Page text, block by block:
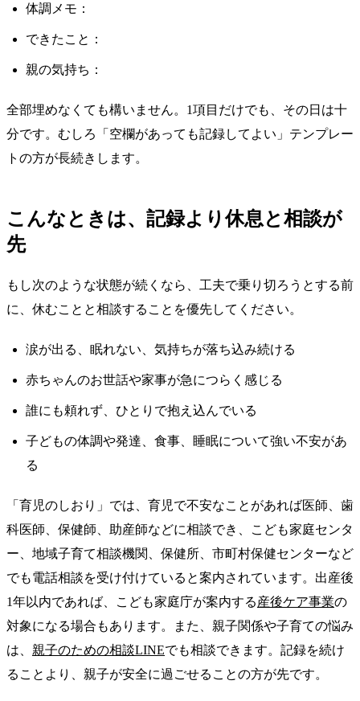
体調メモ：
できたこと：
親の気持ち：
全部埋めなくても構いません。1項目だけでも、その日は十
分です。むしろ「空欄があっても記録してよい」テンプレー
トの方が長続きします。
こんなときは、記録より休息と相談が
先
もし次のような状態が続くなら、工夫で乗り切ろうとする前
に、休むことと相談することを優先してください。
涙が出る、眠れない、気持ちが落ち込み続ける
赤ちゃんのお世話や家事が急につらく感じる
誰にも頼れず、ひとりで抱え込んでいる
子どもの体調や発達、食事、睡眠について強い不安があ
る
「育児のしおり」では、育児で不安なことがあれば医師、歯
科医師、保健師、助産師などに相談でき、こども家庭センタ
ー、地域子育て相談機関、保健所、市町村保健センターなど
でも電話相談を受け付けていると案内されています。出産後
1年以内であれば、こども家庭庁が案内する産後ケア事業の
対象になる場合もあります。また、親子関係や子育ての悩み
は、 親子のための相談LINEでも相談できます。記録を続け
ることより、親子が安全に過ごせることの方が先です。